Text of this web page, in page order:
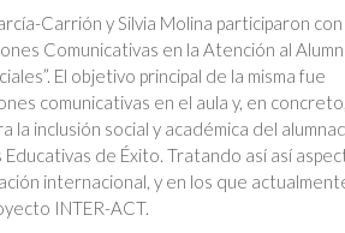
Carrión y Silvia Molina participaron con
Comunicativas en la Atención al
El objetivo principal de la misma fue
comunicativas en el aula y, en
la inclusión social y académica del
de Éxito. Tratando así así
internacional, y en los que
INTER-ACT.